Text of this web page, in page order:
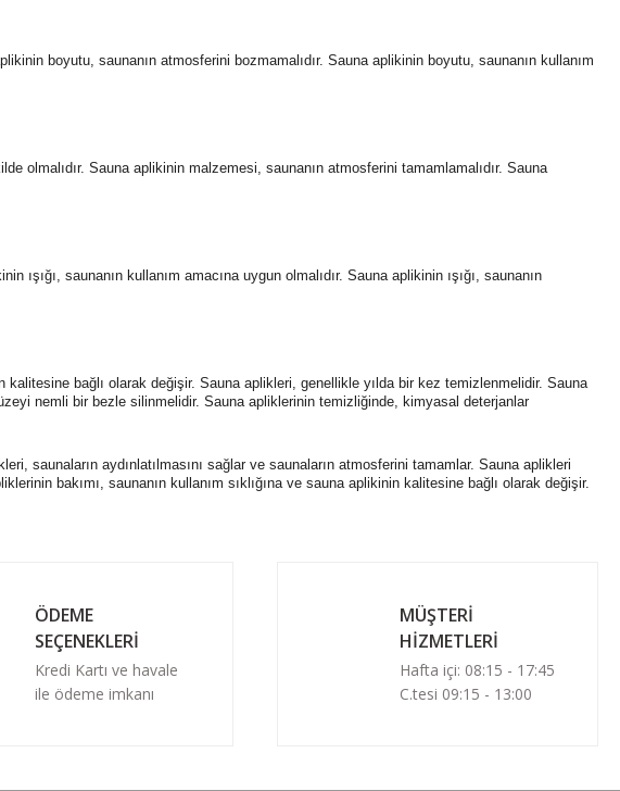
boyutu, saunanın atmosferini bozmamalıdır. Sauna aplikinin boyutu, saunanın kullanım
olmalıdır. Sauna aplikinin malzemesi, saunanın atmosferini tamamlamalıdır. Sauna
ışığı, saunanın kullanım amacına uygun olmalıdır. Sauna aplikinin ışığı, saunanın
kalitesine bağlı olarak değişir. Sauna aplikleri, genellikle yılda bir kez temizlenmelidir. Sauna
nemli bir bezle silinmelidir. Sauna apliklerinin temizliğinde, kimyasal deterjanlar
saunaların aydınlatılmasını sağlar ve saunaların atmosferini tamamlar. Sauna aplikleri
bakımı, saunanın kullanım sıklığına ve sauna aplikinin kalitesine bağlı olarak değişir.
ÖDEME
SEÇENEKLERİ
Kredi Kartı ve havale
ile ödeme imkanı
MÜŞTERİ
HİZMETLERİ
Hafta içi: 08:15 - 17:45
C.tesi 09:15 - 13:00